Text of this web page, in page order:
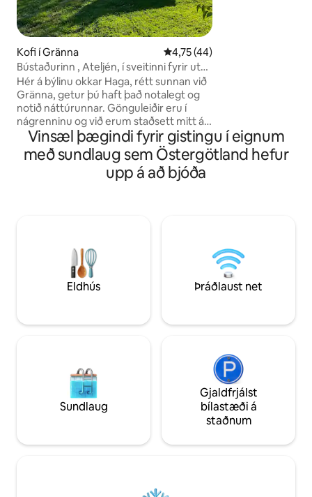
Kofi í Gränna 4,75 af 5 í meðaleinkunn, 44
4,75 (44)
Bústaðurinn , Ateljén, í sveitinni fyrir utan
Gränna
Hér á býlinu okkar Haga, rétt sunnan við
Gränna, getur þú haft það notalegt og
notið náttúrunnar. Gönguleiðir eru í
nágrenninu og við erum staðsett mitt á
milli Gränna og Äppeldalen/Kaxholmen
með mörgum notalegum
skoðunarferðum. Í gistiaðstöðunni er
eldhús með borðstofuborði og á efri
Rúmföt og handklæði fylgja. Sundlaugin
er í garðinum og hægt er að bóka hana.
Kaffihús 5 km
Vinsæl þægindi fyrir gistingu í eignum
með sundlaug sem Östergötland hefur
upp á að bjóða
Eldhús Þráðlaust net
Sundlaug
Gjaldfrjálst
bílastæði á
staðnum